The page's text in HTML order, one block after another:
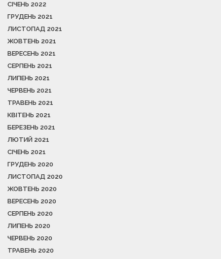
СІЧЕНЬ 2022
ГРУДЕНЬ 2021
ЛИСТОПАД 2021
ЖОВТЕНЬ 2021
ВЕРЕСЕНЬ 2021
СЕРПЕНЬ 2021
ЛИПЕНЬ 2021
ЧЕРВЕНЬ 2021
ТРАВЕНЬ 2021
КВІТЕНЬ 2021
БЕРЕЗЕНЬ 2021
ЛЮТИЙ 2021
СІЧЕНЬ 2021
ГРУДЕНЬ 2020
ЛИСТОПАД 2020
ЖОВТЕНЬ 2020
ВЕРЕСЕНЬ 2020
СЕРПЕНЬ 2020
ЛИПЕНЬ 2020
ЧЕРВЕНЬ 2020
ТРАВЕНЬ 2020